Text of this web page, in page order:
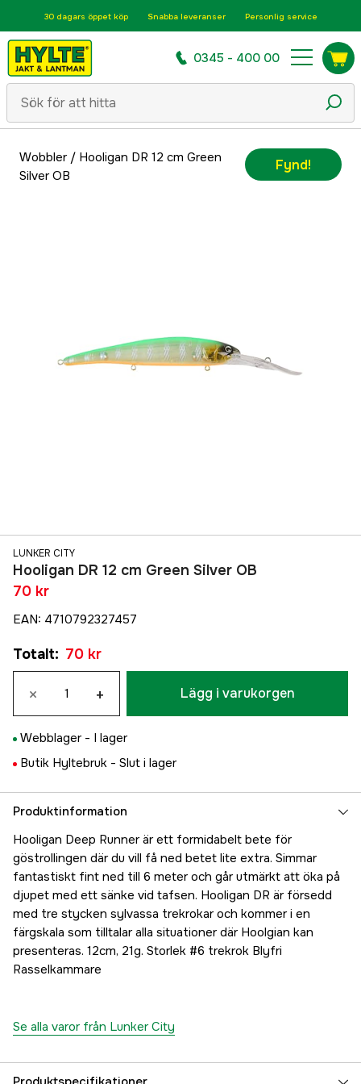
30 dagars öppet köp Snabba leveranser Personlig service
0345 - 400 00
Wobbler/ Hooligan DR 12 cm Green
Silver OB
Fynd!
LUNKER CITY
Hooligan DR 12 cm Green Silver OB
70 kr
EAN: 4710792327457
Totalt: 70 kr
× + Lägg i varukorgen
Webblager - I lager
Butik Hyltebruk - Slut i lager
Produktinformation
Hooligan Deep Runner är ett formidabelt bete för
göstrollingen där du vill få ned betet lite extra. Simmar
fantastiskt fint ned till 6 meter och går utmärkt att öka på
djupet med ett sänke vid tafsen. Hooligan DR är försedd
med tre stycken sylvassa trekrokar och kommer i en
färgskala som tilltalar alla situationer där Hoolgian kan
presenteras. 12cm, 21g. Storlek #6 trekrok Blyfri
Rasselkammare
Se alla varor från Lunker City